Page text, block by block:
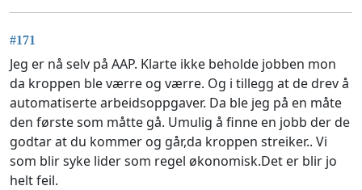
#171
Jeg er nå selv på AAP. Klarte ikke beholde jobben mon
da kroppen ble værre og værre. Og i tillegg at de drev å
automatiserte arbeidsoppgaver. Da ble jeg på en måte
den første som måtte gå. Umulig å finne en jobb der de
godtar at du kommer og går,da kroppen streiker.. Vi
som blir syke lider som regel økonomisk.Det er blir jo
helt feil.